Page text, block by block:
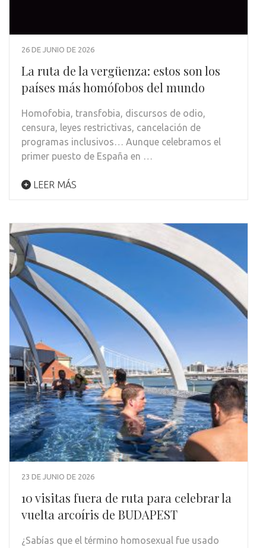
26 DE JUNIO DE 2026
La ruta de la vergüenza: estos son los
países más homófobos del mundo
Homofobia, transfobia, discursos de odio,
censura, leyes restrictivas, cancelación de
programas inclusivos… Aunque celebramos el
primer puesto de España en …
LEER MÁS
23 DE JUNIO DE 2026
10 visitas fuera de ruta para celebrar la
vuelta arcoíris de BUDAPEST
¿Sabías que el término homosexual fue usado